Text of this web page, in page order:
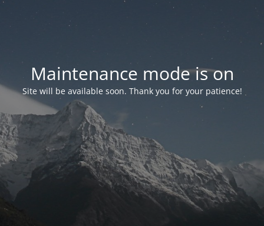
Maintenance mode is on
Site will be available soon. Thank you for your patience!